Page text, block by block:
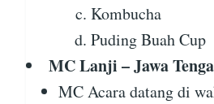
Kombucha
Puding Buah Cup
MC Lanji – Jawa
MC Acara datang di